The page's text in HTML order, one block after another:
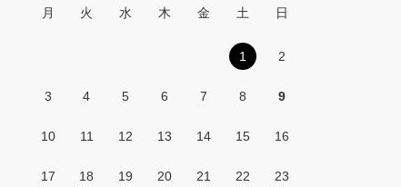
月 火 水 木 金 土 日
1 2
3 4 5 6 7 8 9
10 11 12 13 14 15 16
17 18 19 20 21 22 23